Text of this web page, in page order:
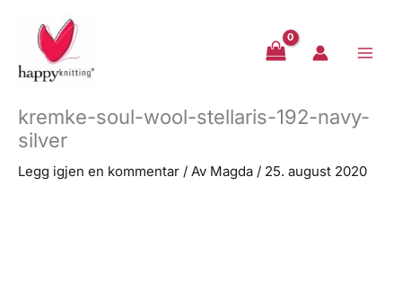
innholdet
kremke-soul-wool-stellaris-192-navy-
silver
Legg igjen en kommentar / Av Magda / 25. august 2020